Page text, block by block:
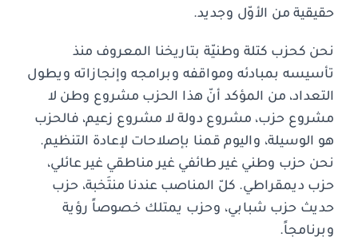
حقيقية من الأوّل وجديد.
نحن كحزب كتلة وطنيّة بتاريخنا المعروف منذ
تأسيسه بمبادئه ومواقفه وبرامجه وإنجازاته ويطول
التعداد، من المؤكد أنّ هذا الحزب مشروع وطن لا
مشروع حزب، مشروع دولة لا مشروع زعيم، فالحزب
هو الوسيلة، واليوم قمنا بإصلاحات لإعادة التنظيم.
نحن حزب وطني غير طائفي غير مناطقي غير عائلي،
حزب ديمقراطي. كلّ المناصب عندنا منتَخبة، حزب
حديث حزب شبابي، وحزب يمتلك خصوصاً رؤية
وبرنامجاً.